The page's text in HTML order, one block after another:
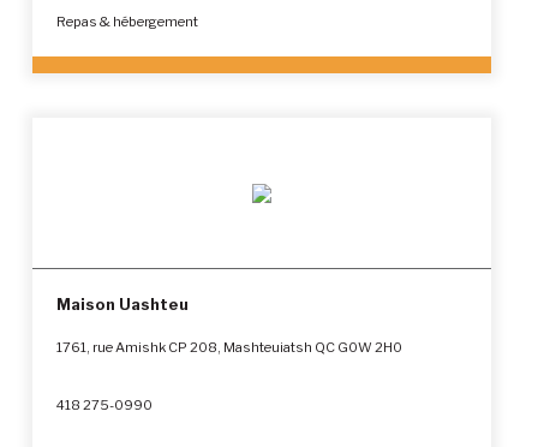
Repas & hébergement
Maison Uashteu
1761, rue Amishk CP 208, Mashteuiatsh QC G0W 2H0
418 275-0990